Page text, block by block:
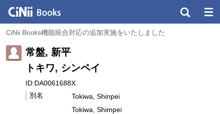
CiNii Books機能統合対応の追加実施をいたしました
常盤, 新平
トキワ, シンペイ
ID:DA0061688X
別名
Tokiwa, Shinpei
Tokiwa, Shimpei